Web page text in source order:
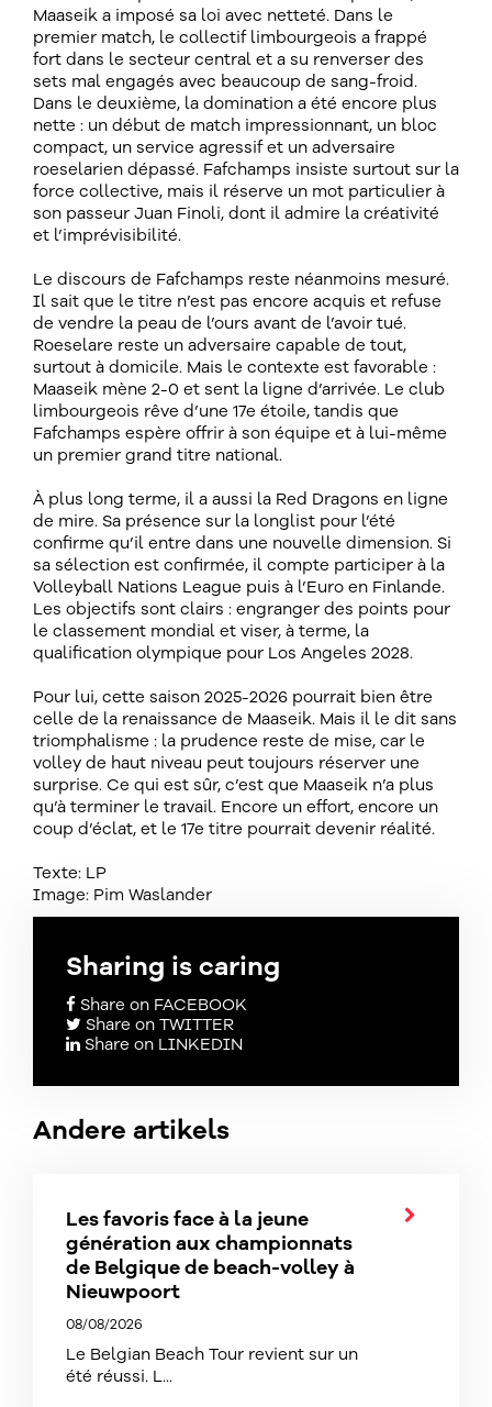
Maaseik a imposé sa loi avec netteté. Dans le
premier match, le collectif limbourgeois a frappé
fort dans le secteur central et a su renverser des
sets mal engagés avec beaucoup de sang-froid.
Dans le deuxième, la domination a été encore plus
nette : un début de match impressionnant, un bloc
compact, un service agressif et un adversaire
roeselarien dépassé. Fafchamps insiste surtout sur la
force collective, mais il réserve un mot particulier à
son passeur Juan Finoli, dont il admire la créativité
et l’imprévisibilité.
Le discours de Fafchamps reste néanmoins mesuré.
Il sait que le titre n’est pas encore acquis et refuse
de vendre la peau de l’ours avant de l’avoir tué.
Roeselare reste un adversaire capable de tout,
surtout à domicile. Mais le contexte est favorable :
Maaseik mène 2-0 et sent la ligne d’arrivée. Le club
limbourgeois rêve d’une 17e étoile, tandis que
Fafchamps espère offrir à son équipe et à lui-même
un premier grand titre national.
À plus long terme, il a aussi la Red Dragons en ligne
de mire. Sa présence sur la longlist pour l’été
confirme qu’il entre dans une nouvelle dimension. Si
sa sélection est confirmée, il compte participer à la
Volleyball Nations League puis à l’Euro en Finlande.
Les objectifs sont clairs : engranger des points pour
le classement mondial et viser, à terme, la
qualification olympique pour Los Angeles 2028.
Pour lui, cette saison 2025-2026 pourrait bien être
celle de la renaissance de Maaseik. Mais il le dit sans
triomphalisme : la prudence reste de mise, car le
volley de haut niveau peut toujours réserver une
surprise. Ce qui est sûr, c’est que Maaseik n’a plus
qu’à terminer le travail. Encore un effort, encore un
coup d’éclat, et le 17e titre pourrait devenir réalité.
Texte: LP
Image: Pim Waslander
Sharing is caring
Share on FACEBOOK
Share on TWITTER
Share on LINKEDIN
Andere artikels
Les favoris face à la jeune
génération aux championnats
de Belgique de beach-volley à
Nieuwpoort
08/08/2026
Le Belgian Beach Tour revient sur un
été réussi. L...